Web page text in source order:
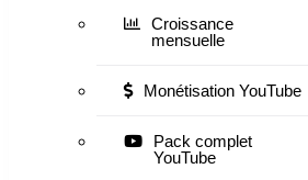
Croissance
mensuelle
Monétisation YouTube
Pack complet
YouTube